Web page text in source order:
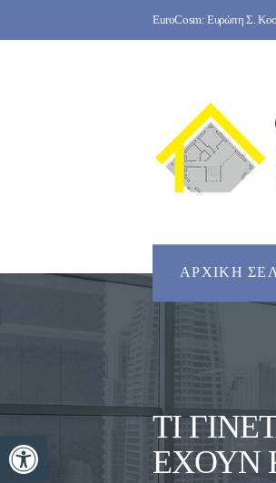
Ανοίξτε τη γραμμή
to
EuroCosm: Ευρώπη Σ.
ΑΡΧΙΚΉ
ΤΙ
ΈΧΟΥΝ